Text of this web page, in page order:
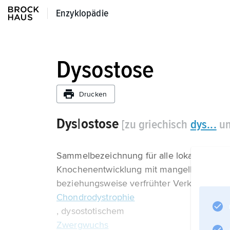
Enzyklopädie
Enzyklopädie
Dysostose
Drucken
Dys|ostose [zu griechisch dys...
Sammelbezeichnung für alle lokalisierten
Knochenentwicklung mit mangelhafter
beziehungsweise verfrühter
Chondrodystrophie
, dysostotischem
Zwergwuchs